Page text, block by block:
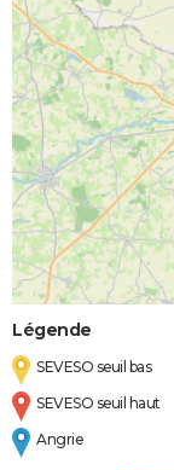
Légende
SEVESO seuil bas
SEVESO seuil haut
Angrie